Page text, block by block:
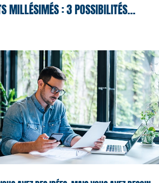
MILLÉSIMÉS : 3 POSSIBILITÉS…